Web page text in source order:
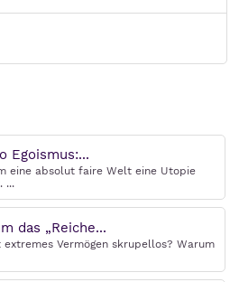
Egoismus:...
eine absolut faire Welt eine Utopie
...
das „Reiche...
extremes Vermögen skrupellos? Warum